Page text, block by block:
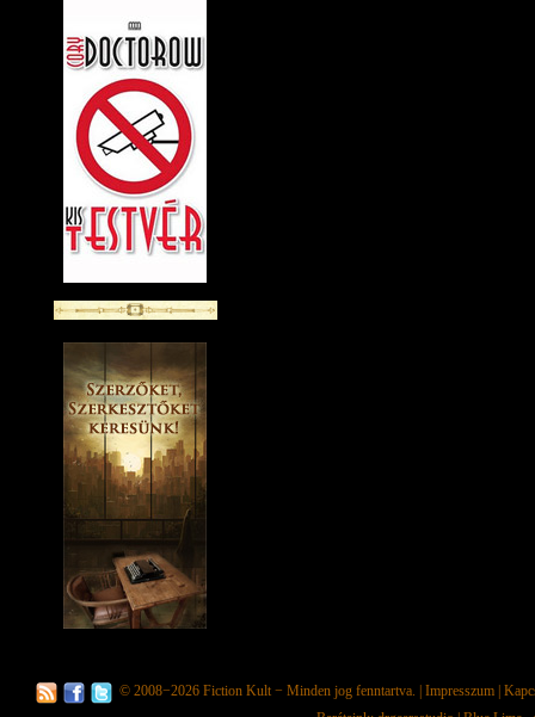
© 2008−2026 Fiction Kult − Minden jog fenntartva. | Impresszum